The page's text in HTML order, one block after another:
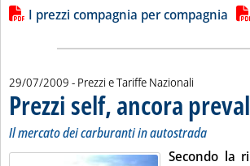
Lista allegati PDF alla notizia
I prezzi compagnia per compagnia
29/07/2009 - Prezzi e Tariffe Nazionali
Prezzi self, ancora
Il mercato dei carburanti in autostrada
Secondo la